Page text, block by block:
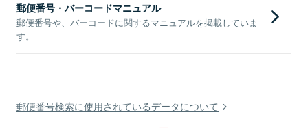
郵便番号・バーコードマニュアル
郵便番号や、バーコードに関するマニュアルを掲載していま
す。
郵便番号検索に使用されているデータについて